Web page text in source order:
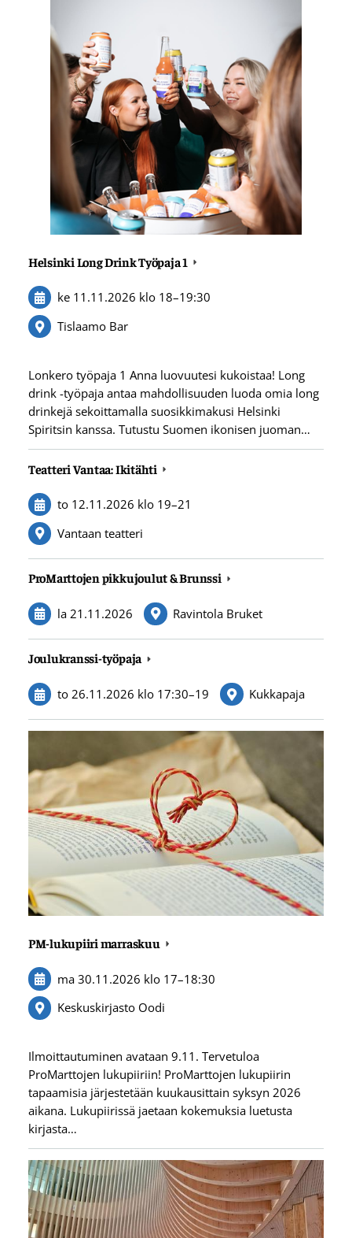
Helsinki Long Drink Työpaja 1
ke 11.11.2026 klo 18–19:30
Tislaamo Bar
Lonkero työpaja 1 Anna luovuutesi kukoistaa! Long
drink -työpaja antaa mahdollisuuden luoda omia long
drinkejä sekoittamalla suosikkimakusi Helsinki
Spiritsin kanssa. Tutustu Suomen ikonisen juoman…
Teatteri Vantaa: Ikitähti
to 12.11.2026 klo 19–21
Vantaan teatteri
ProMarttojen pikkujoulut & Brunssi
la 21.11.2026 Ravintola Bruket
Joulukranssi-työpaja
to 26.11.2026 klo 17:30–19 Kukkapaja
PM-lukupiiri marraskuu
ma 30.11.2026 klo 17–18:30
Keskuskirjasto Oodi
Ilmoittautuminen avataan 9.11. Tervetuloa
ProMarttojen lukupiiriin! ProMarttojen lukupiirin
tapaamisia järjestetään kuukausittain syksyn 2026
aikana. Lukupiirissä jaetaan kokemuksia luetusta
kirjasta…